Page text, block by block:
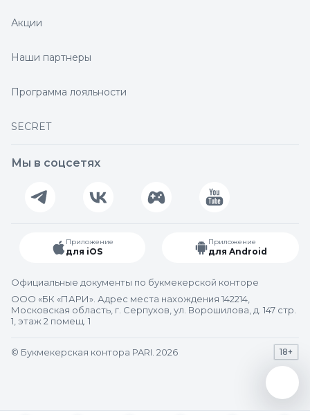
Акции
Наши партнеры
Программа лояльности
SECRET
Мы в соцсетях
Приложение
для iOS
Приложение
для Android
Официальные документы по букмекерской конторе
ООО «БК «ПАРИ». Адрес места нахождения 142214,
Московская область, г. Серпухов, ул. Ворошилова, д. 147 стр.
1, этаж 2 помещ. 1
© Букмекерская контора PARI. 2026 18+